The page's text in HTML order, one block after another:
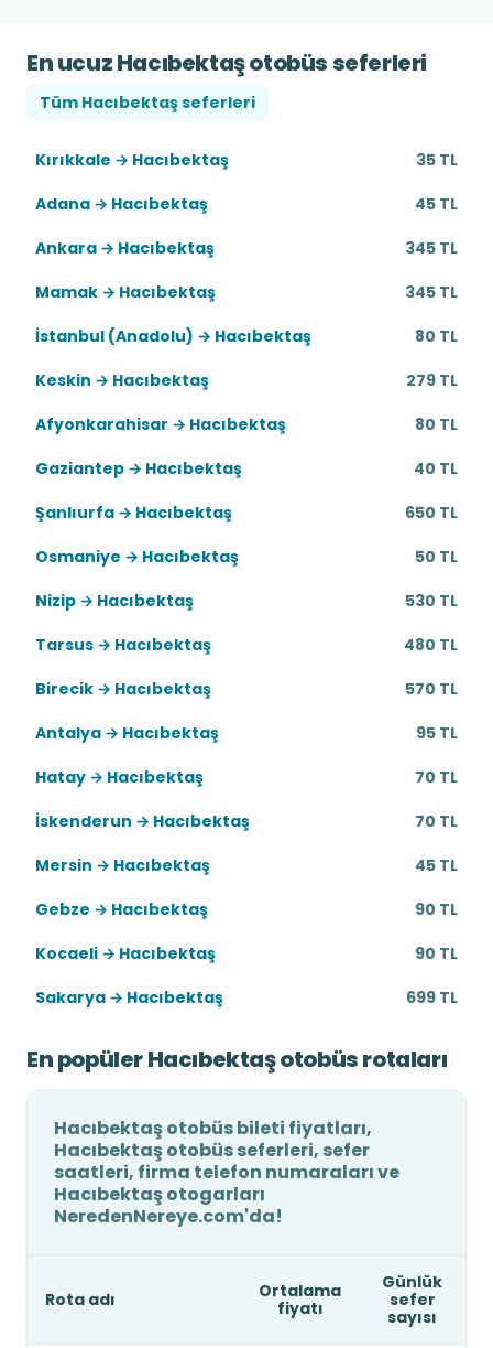
En ucuz Hacıbektaş otobüs seferleri
Tüm Hacıbektaş seferleri
Kırıkkale → Hacıbektaş
35 TL
Adana → Hacıbektaş
45 TL
Ankara → Hacıbektaş
345 TL
Mamak → Hacıbektaş
345 TL
İstanbul (Anadolu) → Hacıbektaş
80 TL
Keskin → Hacıbektaş
279 TL
Afyonkarahisar → Hacıbektaş
80 TL
Gaziantep → Hacıbektaş
40 TL
Şanlıurfa → Hacıbektaş
650 TL
Osmaniye → Hacıbektaş
50 TL
Nizip → Hacıbektaş
530 TL
Tarsus → Hacıbektaş
480 TL
Birecik → Hacıbektaş
570 TL
Antalya → Hacıbektaş
95 TL
Hatay → Hacıbektaş
70 TL
İskenderun → Hacıbektaş
70 TL
Mersin → Hacıbektaş
45 TL
Gebze → Hacıbektaş
90 TL
Kocaeli → Hacıbektaş
90 TL
Sakarya → Hacıbektaş
699 TL
En popüler Hacıbektaş otobüs rotaları
Hacıbektaş otobüs bileti fiyatları,
Hacıbektaş otobüs seferleri, sefer
saatleri, firma telefon numaraları ve
Hacıbektaş otogarları
NeredenNereye.com'da!
Rota adı
Ortalama
fiyatı
Günlük
sefer
sayısı